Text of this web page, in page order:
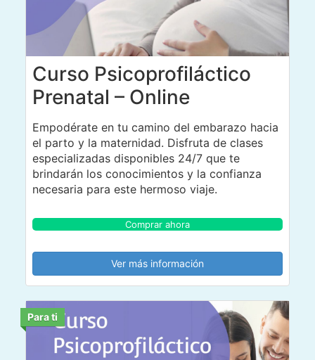
Curso Psicoprofiláctico
Prenatal – Online
Empodérate en tu camino del embarazo hacia
el parto y la maternidad. Disfruta de clases
especializadas disponibles 24/7 que te
brindarán los conocimientos y la confianza
necesaria para este hermoso viaje.
Comprar ahora
Ver más información
Para ti